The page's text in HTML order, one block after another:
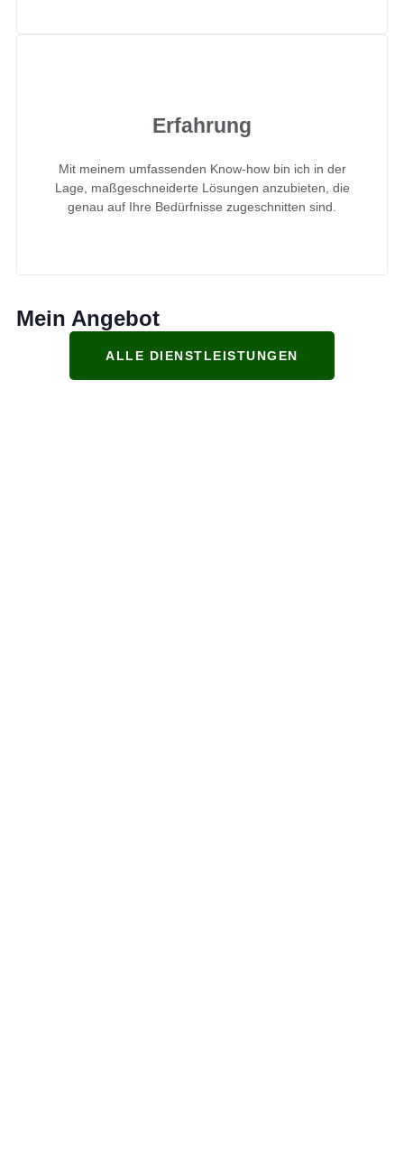
Erfahrung
Mit meinem umfassenden Know-how bin ich in der
Lage, maßgeschneiderte Lösungen anzubieten, die
genau auf Ihre Bedürfnisse zugeschnitten sind.
Mein Angebot
ALLE DIENSTLEISTUNGEN